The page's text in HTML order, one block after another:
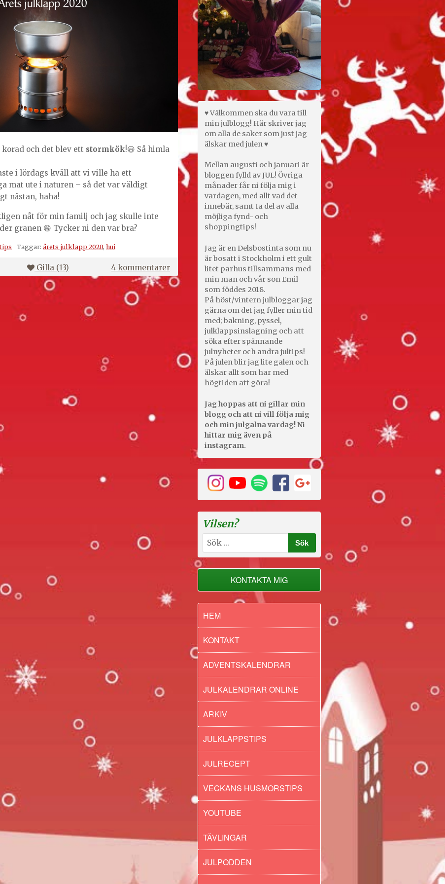
och det blev ett stormkök!😃 Så himla
i lördags kväll att vi ville ha ett
mat ute i naturen – så det var väldigt
nästan, haha!
nåt för min familj och jag skulle inte
granen 😁 Tycker ni den var bra?
Taggar: årets julklapp 2020, hui
Gilla (13) 4 kommentarertill
Årets
julklapp
Stormkök!
♥ Välkommen ska du vara till
min julblogg! Här skriver jag
om alla de saker som just jag
älskar med julen ♥
Mellan augusti och januari är
bloggen fylld av JUL! Övriga
månader får ni följa mig i
vardagen, med allt vad det
innebär, samt ta del av alla
möjliga fynd- och
shoppingtips!
Jag är en Delsbostinta som nu
är bosatt i Stockholm i ett gult
litet parhus tillsammans med
min man och vår son Emil
som föddes 2018.
På höst/vintern julbloggar jag
gärna om det jag fyller min tid
med; bakning, pyssel,
julklappsinslagning och att
söka efter spännande
julnyheter och andra jultips!
På julen blir jag lite galen och
älskar allt som har med
högtiden att göra!
Jag hoppas att ni gillar min
blogg och att ni vill följa mig
och min julgalna vardag! Ni
hittar mig även på
instagram.
Vilsen?
Sök
efter:
KONTAKTA MIG
HEM
KONTAKT
ADVENTSKALENDRAR
JULKALENDRAR ONLINE
ARKIV
JULKLAPPSTIPS
JULRECEPT
VECKANS HUSMORSTIPS
YOUTUBE
TÄVLINGAR
JULPODDEN